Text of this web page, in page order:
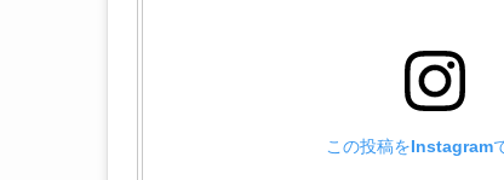
この投稿をInstagram